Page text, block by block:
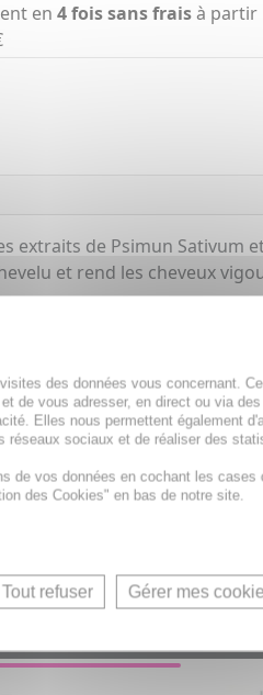
en 4 fois sans fraisà partir
de Psimun Sativum
et rend les cheveux
Shampooing
AUSSI...
des données vous concernant.
de vous adresser, en direct ou via
Elles nous permettent également
sociaux et de réaliser des
de vos données en cochant les cases
des Cookies" en bas de notre site.
Tout refuser Gérer mes